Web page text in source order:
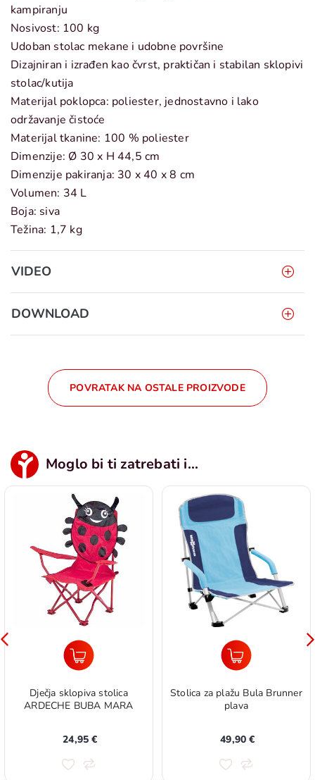
kampiranju
Nosivost: 100 kg
Udoban stolac mekane i udobne površine
Dizajniran i izrađen kao čvrst, praktičan i stabilan sklopivi
stolac/kutija
Materijal poklopca: poliester, jednostavno i lako
održavanje čistoće
Materijal tkanine: 100 % poliester
Dimenzije: Ø 30 x H 44,5 cm
Dimenzije pakiranja: 30 x 40 x 8 cm
Volumen: 34 L
Boja: siva
Težina: 1,7 kg
VIDEO
DOWNLOAD
POVRATAK NA OSTALE PROIZVODE
Moglo bi ti zatrebati i...
Dječja sklopiva stolica
ARDECHE BUBA MARA
24,95 €
Stolica za plažu Bula Brunner
plava
49,90 €